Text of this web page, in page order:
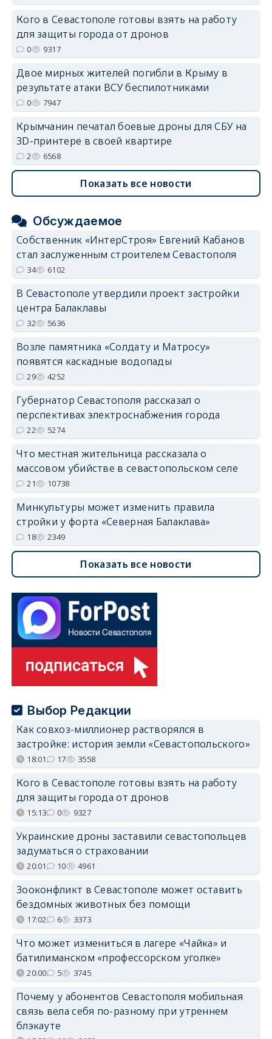
erid: 2SDnjdvhGXG
Кого в Севастополе готовы взять на работу
для защиты города от дронов
0 9317
Двое мирных жителей погибли в Крыму в
результате атаки ВСУ беспилотниками
0 7947
Крымчанин печатал боевые дроны для СБУ на
3D-принтере в своей квартире
2 6568
Показать все новости
Обсуждаемое
Собственник «ИнтерСтроя» Евгений Кабанов
стал заслуженным строителем Севастополя
34 6102
В Севастополе утвердили проект застройки
центра Балаклавы
32 5636
Возле памятника «Солдату и Матросу»
появятся каскадные водопады
29 4252
Губернатор Севастополя рассказал о
перспективах электроснабжения города
22 5274
Что местная жительница рассказала о
массовом убийстве в севастопольском селе
21 10738
Минкультуры может изменить правила
стройки у форта «Северная Балаклава»
18 2349
Показать все новости
Выбор Редакции
Как совхоз-миллионер растворялся в
застройке: история земли «Севастопольского»
18:01 17 3558
Кого в Севастополе готовы взять на работу
для защиты города от дронов
15:13 0 9327
Украинские дроны заставили севастопольцев
задуматься о страховании
20:01 10 4961
Зооконфликт в Севастополе может оставить
бездомных животных без помощи
17:02 6 3373
Что может измениться в лагере «Чайка» и
батилиманском «профессорском уголке»
20:00 5 3745
Почему у абонентов Севастополя мобильная
связь вела себя по-разному при утреннем
блэкауте